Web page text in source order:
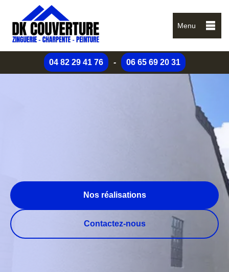
Menu
04 82 29 41 76 - 06 65 69 20 31
Nos réalisations
Contactez-nous